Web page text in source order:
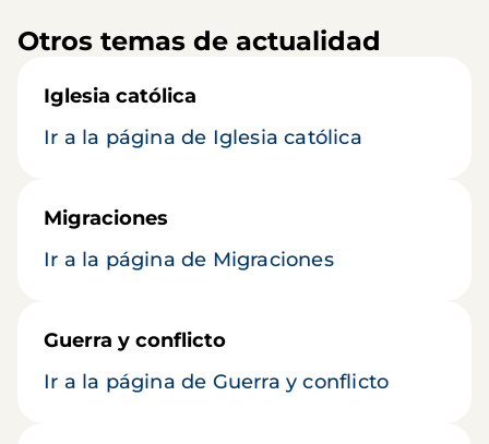
Otros temas de actualidad
Iglesia católica
Ir a la página de Iglesia católica
Migraciones
Ir a la página de Migraciones
Guerra y conflicto
Ir a la página de Guerra y conflicto